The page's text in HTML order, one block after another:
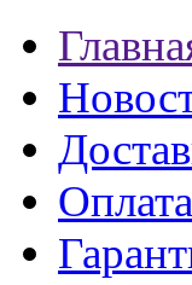
Оплата